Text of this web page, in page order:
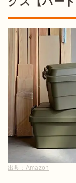
出典：Amazon